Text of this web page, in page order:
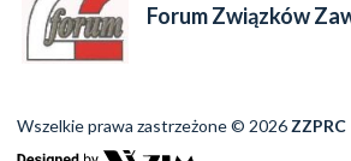
Forum Związków
Wszelkie prawa zastrzeżone © 2026 ZZPRC